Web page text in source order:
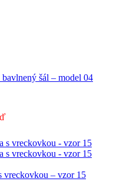
šál – model 04
vreckovkou – vzor 15